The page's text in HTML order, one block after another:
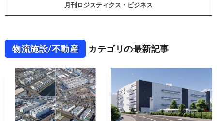
月刊ロジスティクス・ビジネス
物流施設/不動産 カテゴリの最新記事